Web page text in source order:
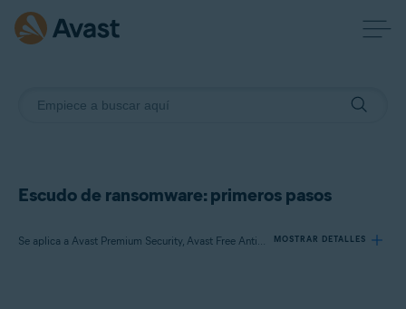
Escudo de ransomware: primeros pasos
Se aplica a Avast Premium Security, Avast Free Antivirus MOSTRAR DETALLES